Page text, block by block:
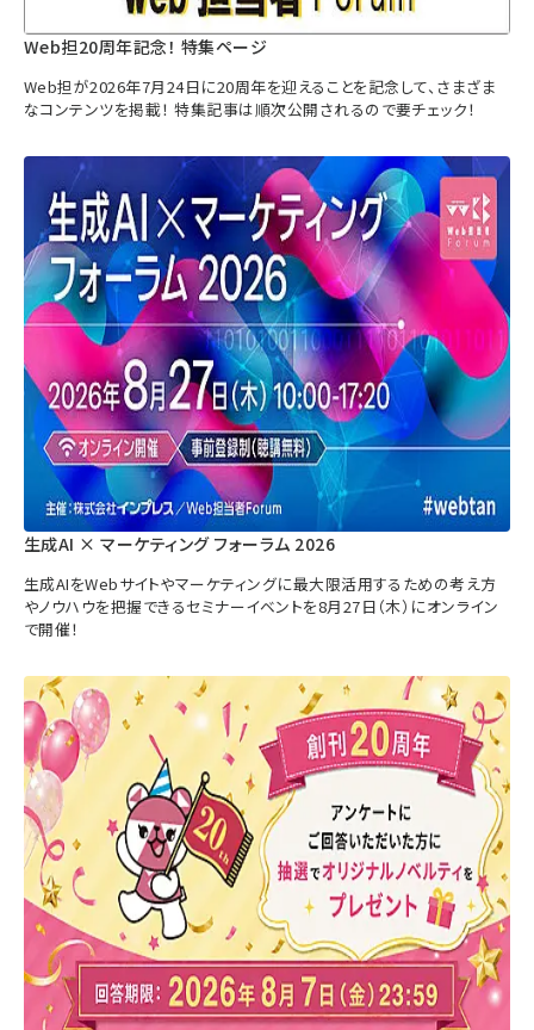
Web担20周年記念！ 特集ページ
Web担が2026年7月24日に20周年を迎えることを記念して、さまざま
なコンテンツを掲載！ 特集記事は順次公開されるので要チェック！
生成AI × マーケティング フォーラム 2026
生成AIをWebサイトやマーケティングに最大限活用するための考え方
やノウハウを把握できるセミナーイベントを8月27日（木）にオンライン
で開催！